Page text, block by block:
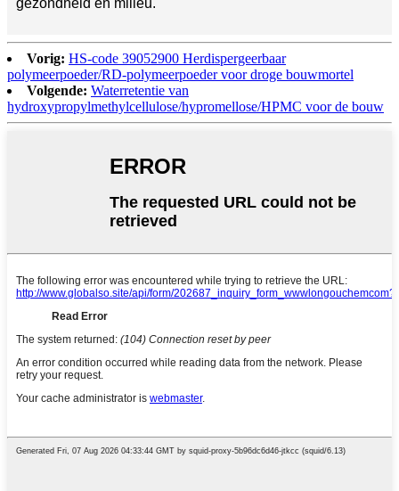
Vorig: HS-code 39052900 Herdispergeerbaar
polymeerpoeder/RD-polymeerpoeder voor droge bouwmortel
Volgende: Waterretentie van
hydroxypropylmethylcellulose/hypromellose/HPMC voor de bouw